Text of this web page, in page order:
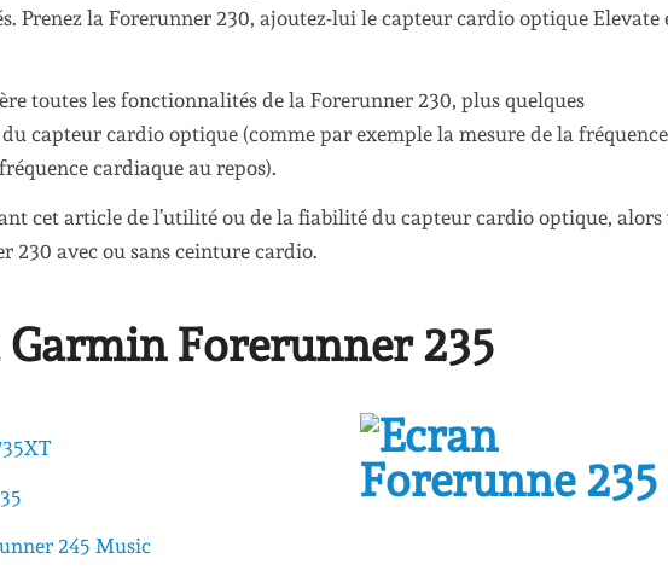
Prenez la Forerunner 230, ajoutez-lui le capteur cardio optique Elevate
toutes les fonctionnalités de la Forerunner 230, plus quelques
capteur cardio optique (comme par exemple la mesure de la fréquence
cardiaque au repos).
cet article de l’utilité ou de la fiabilité du capteur cardio optique, alors
230 avec ou sans ceinture cardio.
Forerunner 235
245 Music